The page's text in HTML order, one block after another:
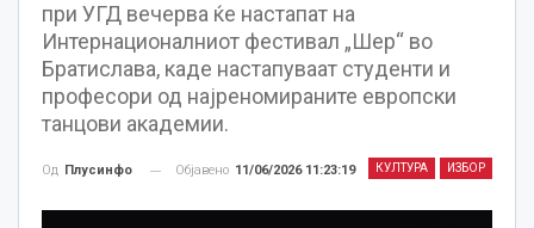
при УГД вечерва ќе настапат на
Интернационалниот фестивал „Шер“ во
Братислава, каде настапуваат студенти и
професори од најреномираните европски
танцови академии.
КУЛТУРА ИЗБОР
Од Плусинфо Објавено 11/06/2026 11:23:19